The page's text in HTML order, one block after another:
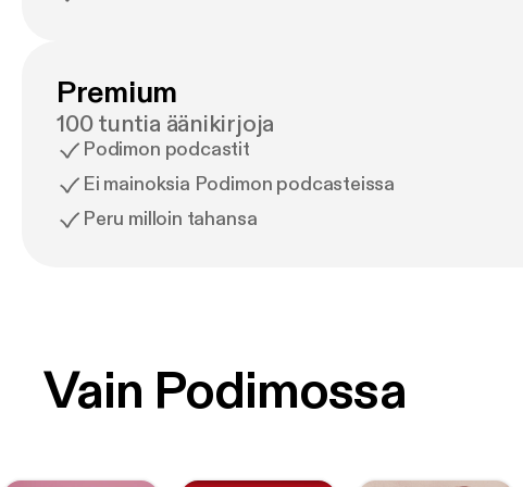
Premium
100 tuntia äänikirjoja
Podimon podcastit
Ei mainoksia Podimon podcasteissa
Peru milloin tahansa
Vain Podimossa